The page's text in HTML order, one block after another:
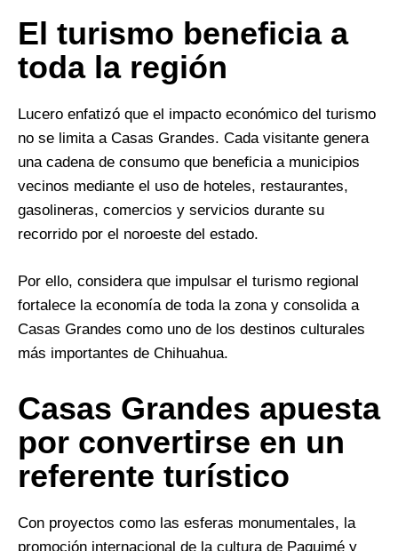
El turismo beneficia a
toda la región
Lucero enfatizó que el impacto económico del turismo
no se limita a Casas Grandes. Cada visitante genera
una cadena de consumo que beneficia a municipios
vecinos mediante el uso de hoteles, restaurantes,
gasolineras, comercios y servicios durante su
recorrido por el noroeste del estado.
Por ello, considera que impulsar el turismo regional
fortalece la economía de toda la zona y consolida a
Casas Grandes como uno de los destinos culturales
más importantes de Chihuahua.
Casas Grandes apuesta
por convertirse en un
referente turístico
Con proyectos como las esferas monumentales, la
promoción internacional de la cultura de Paquimé y